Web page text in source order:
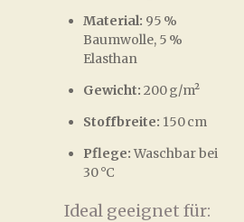
Material: 95 %
Baumwolle, 5 %
Elasthan
Gewicht: 200 g/m²
Stoffbreite: 150 cm
Pflege:Waschbar bei
30 °C
Ideal geeignet für: